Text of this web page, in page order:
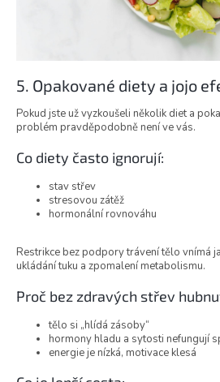
5. Opakované diety a jojo
Pokud jste už vyzkoušeli několik diet a
problém pravděpodobně není ve vás.
Co diety často ignorují:
stav střev
stresovou zátěž
hormonální rovnováhu
Restrikce bez podpory trávení tělo vnímá
ukládání tuku a zpomalení metabolismu.
Proč bez zdravých střev
tělo si „hlídá zásoby“
hormony hladu a sytosti nefungují
energie je nízká, motivace klesá